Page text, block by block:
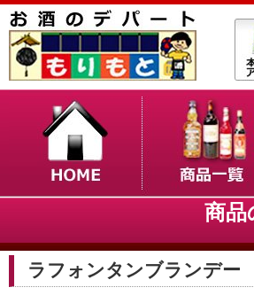
商
ラフォンタンブランデー